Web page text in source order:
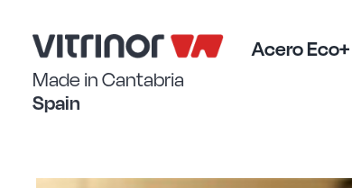
contenido
Made in Cantabria
Spain
Acero Eco+